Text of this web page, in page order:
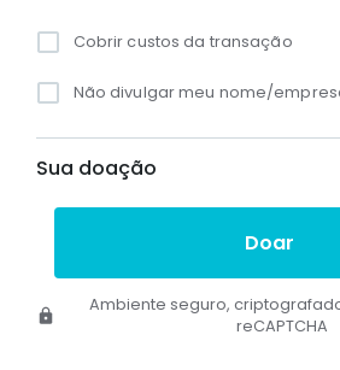
Cobrir custos da transação
Não divulgar meu nome/
Sua doação
Doar
Ambiente seguro,
reCAPTCHA